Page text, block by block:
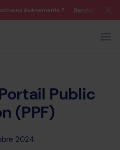
évènements ? Rendez-vous
Public
(PPF)
2024